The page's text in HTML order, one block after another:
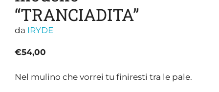
“TRANCIADITA”
da IRYDE
€54,00
Nel mulino che vorrei tu finiresti tra le pale.